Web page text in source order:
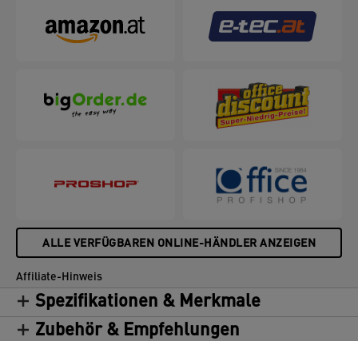
ALLE VERFÜGBAREN ONLINE-HÄNDLER ANZEIGEN
Affiliate-Hinweis
Spezifikationen & Merkmale
Zubehör & Empfehlungen